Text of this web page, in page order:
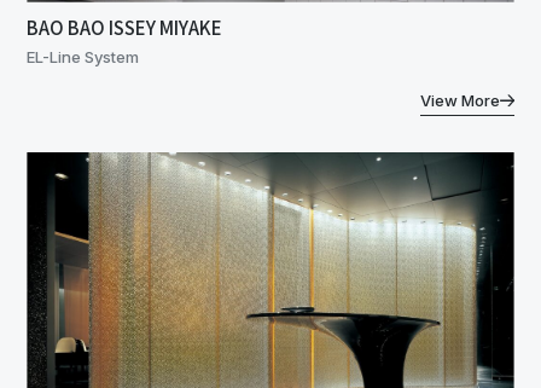
BAO BAO ISSEY MIYAKE
EL-Line System
View More